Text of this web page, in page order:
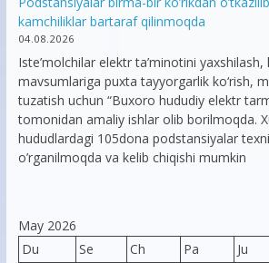
kamchiliklar bartaraf qilinmoqda
04.08.2026
Iste’molchilar elektr ta’minotini yaxshilash,
mavsumlariga puxta tayyorgarlik ko‘rish,
tuzatish uchun “Buxoro hududiy elektr
tomonidan amaliy ishlar olib borilmoqda.
hududlardagi 105dona podstansiyalar
o’rganilmoqda va kelib chiqishi mumkin
May 2026
Du
Se Ch Pa Ju